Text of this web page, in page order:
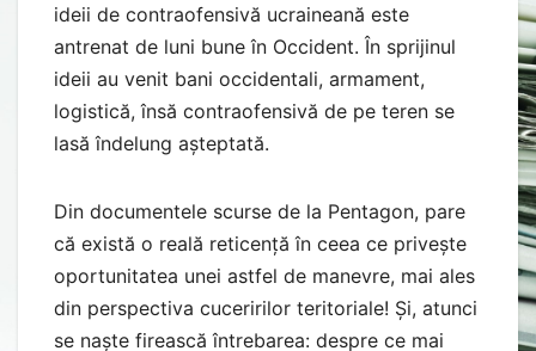
ideii de contraofensivă ucraineană este
antrenat de luni bune în Occident. În sprijinul
ideii au venit bani occidentali, armament,
logistică, însă contraofensivă de pe teren se
lasă îndelung așteptată.
Din documentele scurse de la Pentagon, pare
că există o reală reticență în ceea ce privește
oportunitatea unei astfel de manevre, mai ales
din perspectiva cuceririlor teritoriale! Și, atunci
se naște firească întrebarea: despre ce mai